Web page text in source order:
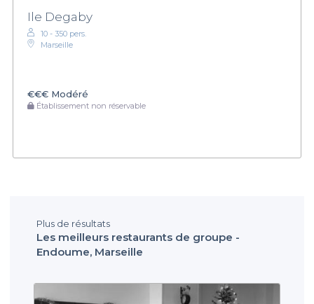
Ile Degaby
10 - 350 pers.
Marseille
€€€ Modéré
Établissement non réservable
Plus de résultats
Les meilleurs restaurants de groupe -
Endoume, Marseille